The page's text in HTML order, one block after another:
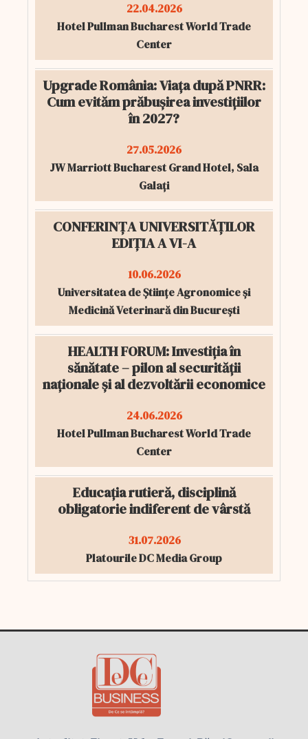
22.04.2026
Hotel Pullman Bucharest World Trade
Center
Upgrade România: Viața după PNRR:
Cum evităm prăbușirea investițiilor
în 2027?
27.05.2026
JW Marriott Bucharest Grand Hotel, Sala
Galați
CONFERINȚA UNIVERSITĂȚILOR
EDIȚIA A VI-A
10.06.2026
Universitatea de Științe Agronomice și
Medicină Veterinară din București
HEALTH FORUM: Investiția în
sănătate – pilon al securității
naționale și al dezvoltării economice
24.06.2026
Hotel Pullman Bucharest World Trade
Center
Educația rutieră, disciplină
obligatorie indiferent de vârstă
31.07.2026
Platourile DC Media Group